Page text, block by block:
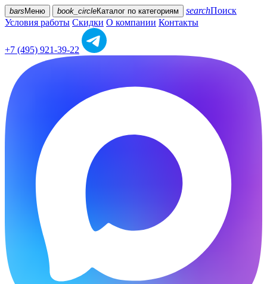
bars Меню book_circleКаталог по категориям searchПоиск
Условия работы Скидки О компании Контакты
+7 (495) 921-39-22